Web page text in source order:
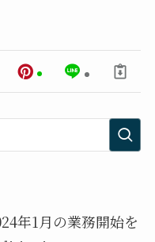
年1月の業務開始を